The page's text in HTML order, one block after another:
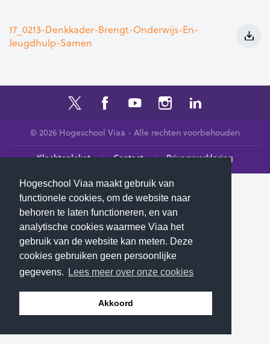
Hogeschool Viaa maakt gebruik van
functionele cookies, om de website naar
behoren te laten functioneren, en van
analytische cookies waarmee Viaa het
gebruik van de website kan meten. Deze
cookies gebruiken geen persoonlijke
gegevens.
Lees meer over onze cookies
Akkoord
17_0213-Denkkader-Brengt-Onderwijs-En-
Jeugdhulp-Samen
© 2026 Hogeschool Viaa - Alle rechten voorbehouden
Klachtenloket Contact Privacyverklaring